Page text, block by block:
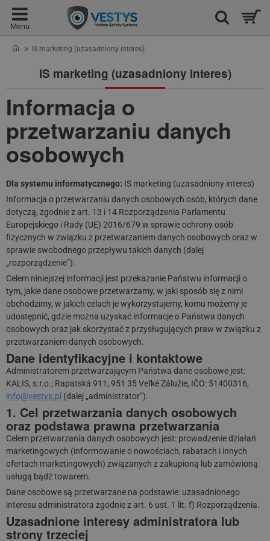
IS marketing (uzasadniony interes)
homeIS marketing (uzasadniony interes)
Informacja o
przetwarzaniu danych
osobowych
Dla systemu informatycznego: IS marketing (uzasadniony interes)
Informacja o przetwarzaniu danych osobowych osób, których dane
dotyczą, zgodnie z art. 13 i 14 Rozporządzenia Parlamentu
Europejskiego i Rady (UE) 2016/679 w sprawie ochrony osób
fizycznych w związku z przetwarzaniem danych osobowych oraz w
sprawie swobodnego przepływu takich danych (dalej
„rozporządzenie”).
Celem niniejszej informacji jest przekazanie Państwu informacji o
tym, jakie dane osobowe przetwarzamy, w jaki sposób się z nimi
obchodzimy, w jakich celach je wykorzystujemy, komu możemy je
udostępnić, gdzie można uzyskać informacje o Państwa danych
osobowych oraz jak skorzystać z przysługujących praw w związku z
przetwarzaniem danych osobowych.
Dane identyfikacyjne i kontaktowe
Administratorem przetwarzającym Państwa dane osobowe jest:
KALIS, s.r.o.; Rapatská 911, 951 35 Veľké Zálužie, IČO: 51400316,
info@vestys.pl (dalej „administrator”).
1. Cel przetwarzania danych osobowych
oraz podstawa prawna przetwarzania
Celem przetwarzania danych osobowych jest: prowadzenie działań
marketingowych (informowanie o nowościach, rabatach i innych
ofertach marketingowych) związanych z zakupioną lub zamówioną
usługą bądź towarem.
Dane osobowe są przetwarzane na podstawie: uzasadnionego
interesu administratora zgodnie z art. 6 ust. 1 lit. f) Rozporządzenia.
Uzasadnione interesy administratora lub
strony trzeciej